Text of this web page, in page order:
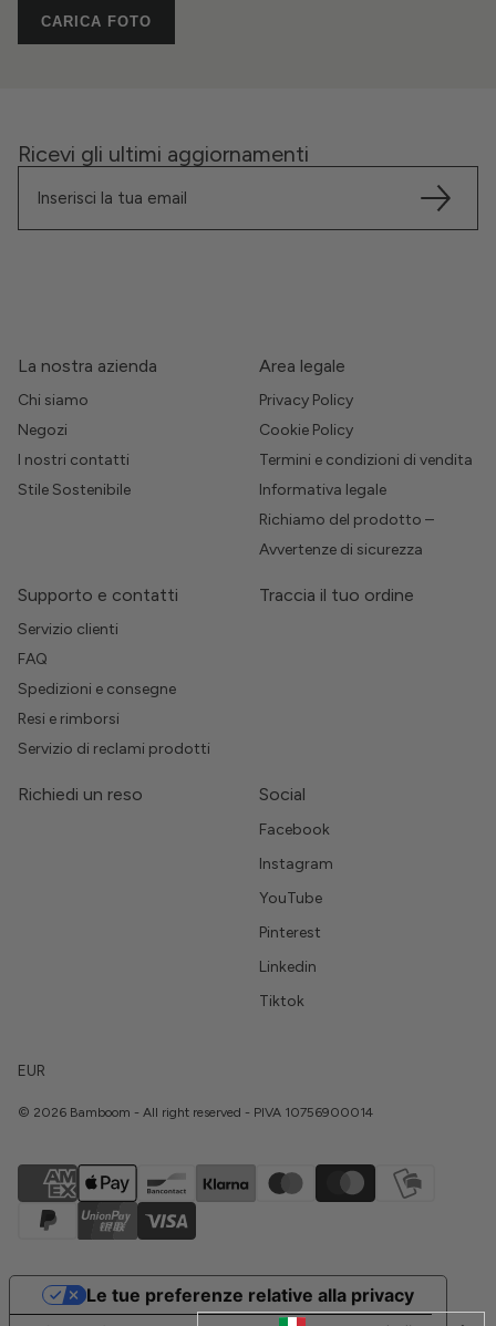
CARICA FOTO
Ricevi gli ultimi aggiornamenti
La nostra azienda
Chi siamo
Negozi
I nostri contatti
Stile Sostenibile
Area legale
Privacy Policy
Cookie Policy
Termini e condizioni di vendita
Informativa legale
Richiamo del prodotto –
Avvertenze di sicurezza
Supporto e contatti
Servizio clienti
FAQ
Spedizioni e consegne
Resi e rimborsi
Servizio di reclami prodotti
Traccia il tuo ordine
Richiedi un reso Social
Facebook
Instagram
YouTube
Pinterest
Linkedin
Tiktok
EUR
© 2026 Bamboom - All right reserved - PIVA 10756900014
Le tue preferenze relative alla privacy